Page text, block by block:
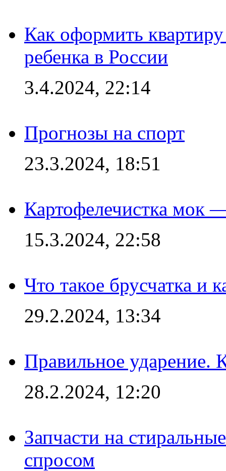
Как оформить
ребенка в России
3.4.2024, 22:14
Прогнозы на спорт
23.3.2024, 18:51
Картофелечистка мок
15.3.2024, 22:58
Что такое брусчатка и
29.2.2024, 13:34
Правильное ударение.
28.2.2024, 12:20
Запчасти на
спросом